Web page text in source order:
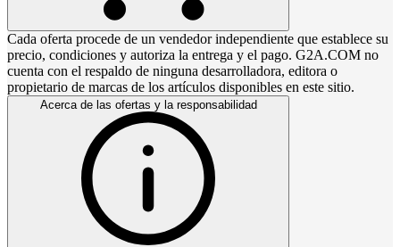
Cada oferta procede de un vendedor independiente que establece su
precio, condiciones y autoriza la entrega y el pago. G2A.COM no
cuenta con el respaldo de ninguna desarrolladora, editora o
propietario de marcas de los artículos disponibles en este sitio.
Acerca de las ofertas y la responsabilidad